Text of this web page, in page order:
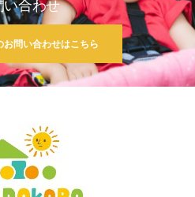
い合わせ
お問い合わせはこちら